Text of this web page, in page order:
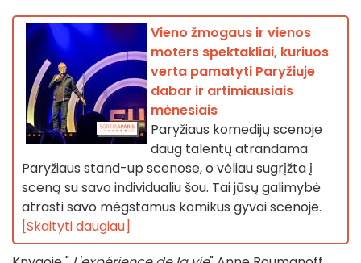
Vieno žmogaus ir vienos
moters spektakliai, kuriuos
verta pamatyti Paryžiuje
dabar ir artimiausiais
mėnesiais
Paryžiaus komedijų scenoje
daug talentų atrandama
Paryžiaus stand-up scenose, o vėliau sugrįžta į
sceną su savo individualiu šou. Tai jūsų galimybė
atrasti savo mėgstamus komikus gyvai scenoje.
[Skaityti daugiau]